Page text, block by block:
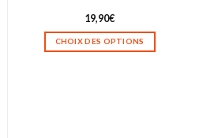
produit
19,90€
CHOIX DES OPTIONS